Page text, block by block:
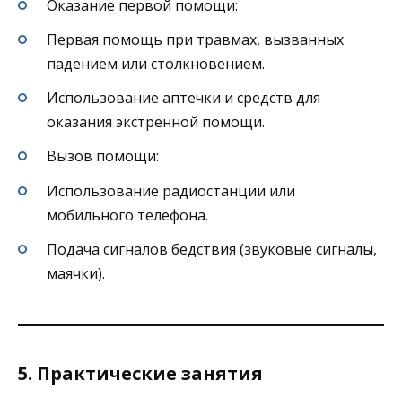
Оказание первой помощи:
Первая помощь при травмах, вызванных
падением или столкновением.
Использование аптечки и средств для
оказания экстренной помощи.
Вызов помощи:
Использование радиостанции или
мобильного телефона.
Подача сигналов бедствия (звуковые сигналы,
маячки).
5. Практические занятия